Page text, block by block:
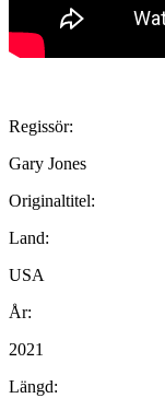
Regissör:
Gary Jones
Originaltitel:
Land:
USA
År:
2021
Längd: